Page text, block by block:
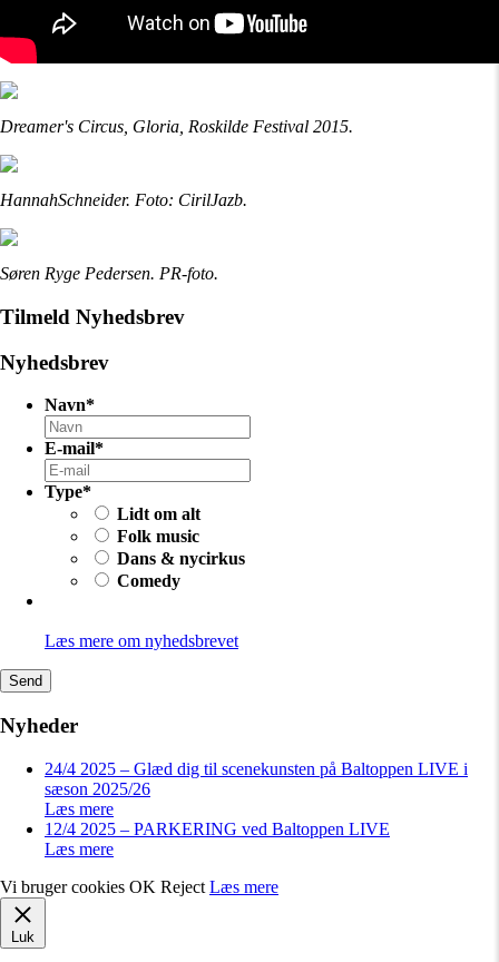
Dreamer's Circus, Gloria, Roskilde Festival 2015.
HannahSchneider. Foto: CirilJazb.
Søren Ryge Pedersen. PR-foto.
Tilmeld Nyhedsbrev
Nyhedsbrev
Navn*
E-mail*
Type*
Lidt om alt
Folk music
Dans & nycirkus
Comedy
Læs mere om nyhedsbrevet
Send
Nyheder
24/4 2025 – Glæd dig til scenekunsten på Baltoppen LIVE i
sæson 2025/26
Læs mere
12/4 2025 – PARKERING ved Baltoppen LIVE
Læs mere
Vi bruger cookies OK Reject Læs mere
Luk